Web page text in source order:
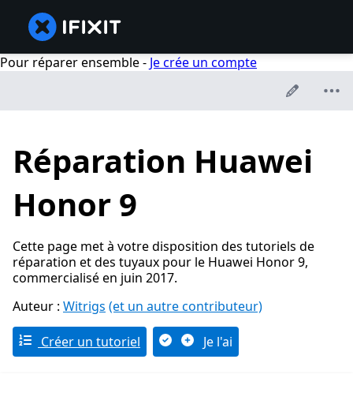
Pour réparer ensemble - Je crée un compte
Réparation Huawei
Honor 9
Cette page met à votre disposition des tutoriels de
réparation et des tuyaux pour le Huawei Honor 9,
commercialisé en juin 2017.
Auteur : Witrigs (et un autre contributeur)
Créer un tutoriel Je l'ai